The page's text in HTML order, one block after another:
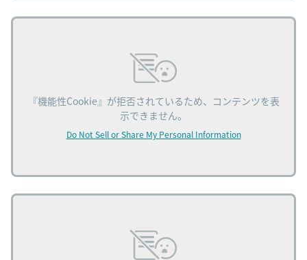
『機能性Cookie』が拒否されているため、コンテンツを表
示できません。
Do Not Sell or Share My Personal Information